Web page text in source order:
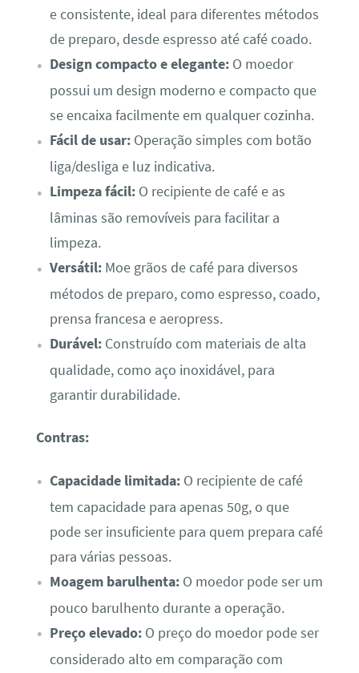
e consistente, ideal para diferentes métodos
de preparo, desde espresso até café coado.
Design compacto e elegante:O moedor
possui um design moderno e compacto que
se encaixa facilmente em qualquer cozinha.
Fácil de usar:Operação simples com botão
liga/desliga e luz indicativa.
Limpeza fácil:O recipiente de café e as
lâminas são removíveis para facilitar a
limpeza.
Versátil:Moe grãos de café para diversos
métodos de preparo, como espresso, coado,
prensa francesa e aeropress.
Durável:Construído com materiais de alta
qualidade, como aço inoxidável, para
garantir durabilidade.
Contras:
Capacidade limitada:O recipiente de café
tem capacidade para apenas 50g, o que
pode ser insuficiente para quem prepara café
para várias pessoas.
Moagem barulhenta:O moedor pode ser um
pouco barulhento durante a operação.
Preço elevado:O preço do moedor pode ser
considerado alto em comparação com